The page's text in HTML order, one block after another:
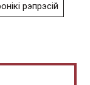
рэпрэсій